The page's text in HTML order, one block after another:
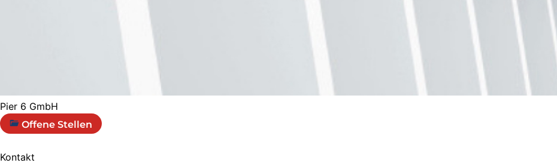
Pier 6 GmbH
Offene Stellen
Kontakt